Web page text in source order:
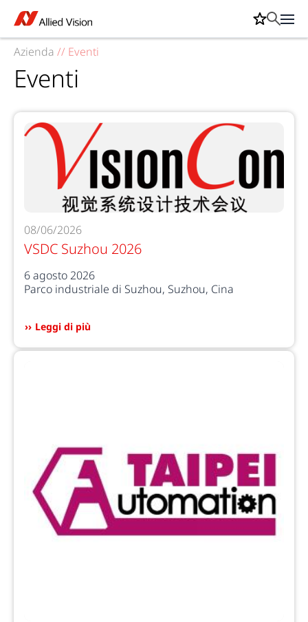
Azienda // Eventi
Eventi
08/06/2026
VSDC Suzhou 2026
6 agosto 2026
Parco industriale di Suzhou, Suzhou, Cina
Leggi di più